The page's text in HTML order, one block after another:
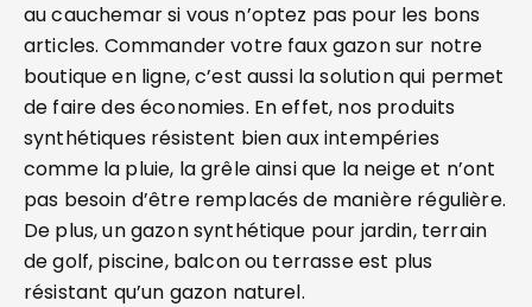
au cauchemar si vous n’optez pas pour les bons
articles. Commander votre faux gazon sur notre
boutique en ligne, c’est aussi la solution qui permet
de faire des économies. En effet, nos produits
synthétiques résistent bien aux intempéries
comme la pluie, la grêle ainsi que la neige et n’ont
pas besoin d’être remplacés de manière régulière.
De plus, un gazon synthétique pour jardin, terrain
de golf, piscine, balcon ou terrasse est plus
résistant qu’un gazon naturel.